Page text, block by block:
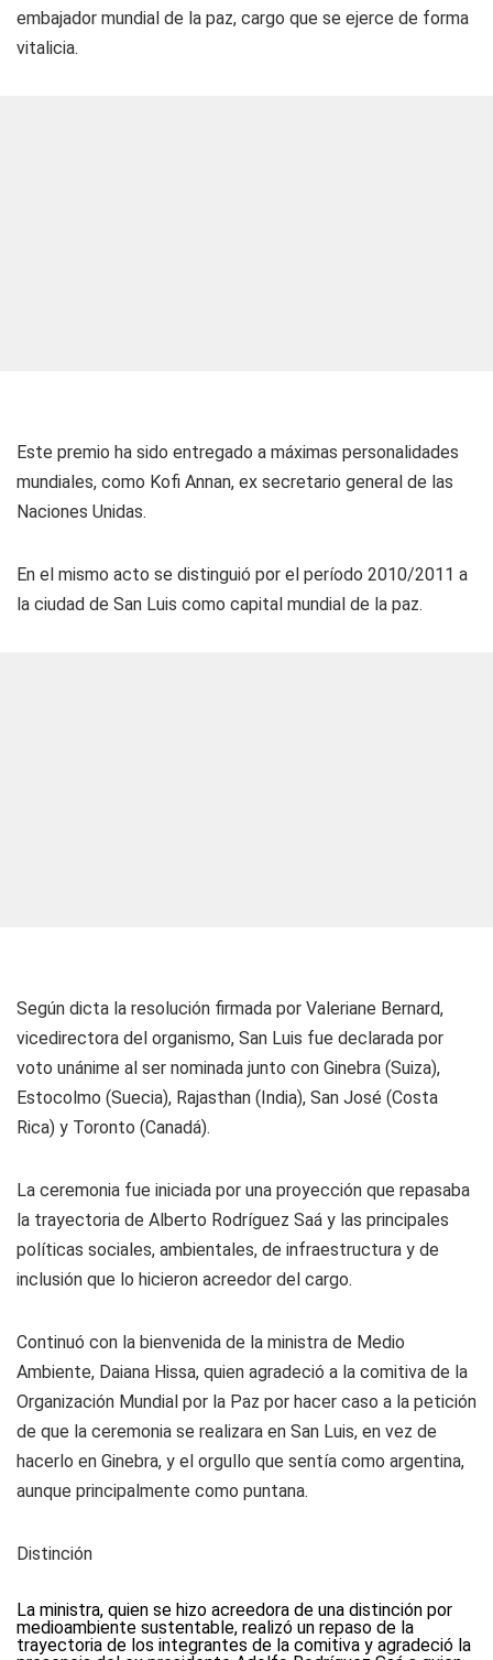
embajador mundial de la paz, cargo que se ejerce de forma
vitalicia.
Este premio ha sido entregado a máximas personalidades
mundiales, como Kofi Annan, ex secretario general de las
Naciones Unidas.
En el mismo acto se distinguió por el período 2010/2011 a
la ciudad de San Luis como capital mundial de la paz.
Según dicta la resolución firmada por Valeriane Bernard,
vicedirectora del organismo, San Luis fue declarada por
voto unánime al ser nominada junto con Ginebra (Suiza),
Estocolmo (Suecia), Rajasthan (India), San José (Costa
Rica) y Toronto (Canadá).
La ceremonia fue iniciada por una proyección que repasaba
la trayectoria de Alberto Rodríguez Saá y las principales
políticas sociales, ambientales, de infraestructura y de
inclusión que lo hicieron acreedor del cargo.
Continuó con la bienvenida de la ministra de Medio
Ambiente, Daiana Hissa, quien agradeció a la comitiva de la
Organización Mundial por la Paz por hacer caso a la petición
de que la ceremonia se realizara en San Luis, en vez de
hacerlo en Ginebra, y el orgullo que sentía como argentina,
aunque principalmente como puntana.
Distinción
La ministra, quien se hizo acreedora de una distinción por
medioambiente sustentable, realizó un repaso de la
trayectoria de los integrantes de la comitiva y agradeció la